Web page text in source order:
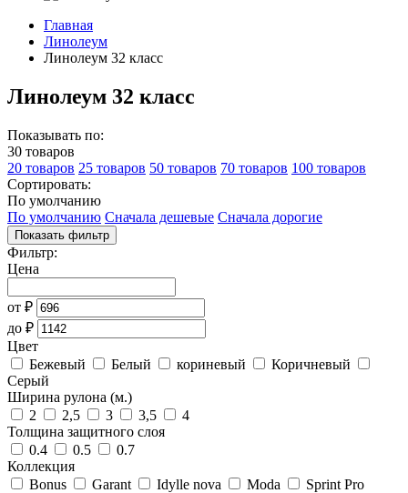
Главная
Линолеум
Линолеум 32 класс
Линолеум 32 класс
Показывать по:
30 товаров
20 товаров 25 товаров 50 товаров 70 товаров 100 товаров
Сортировать:
По умолчанию
По умолчанию Сначала дешевые Сначала дорогие
Показать фильтр
Фильтр:
Цена
от ₽
до ₽
Цвет
Бежевый
Белый кориневый
Коричневый
Серый
Ширина рулона (м.)
2
2,5 3 3,5
4
Толщина защитного слоя
0.4
0.5
0.7
Коллекция
Bonus
Garant Idylle nova Moda
Sprint Pro